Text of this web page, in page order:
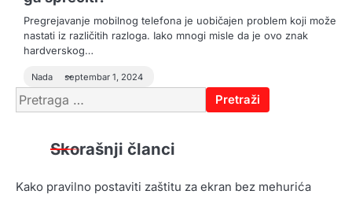
Pregrejavanje mobilnog telefona je uobičajen problem koji može
nastati iz različitih razloga. Iako mnogi misle da je ovo znak
hardverskog…
Nada septembar 1, 2024
Pretraga
za:
Skorašnji članci
Kako pravilno postaviti zaštitu za ekran bez mehurića